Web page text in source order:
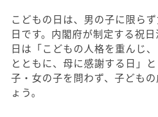
こどもの日は、男の子に限ら
日です。内閣府が制定する祝
日は「こどもの人格を重んじ
とともに、母に感謝する日」
子・女の子を問わず、子ども
ょう。